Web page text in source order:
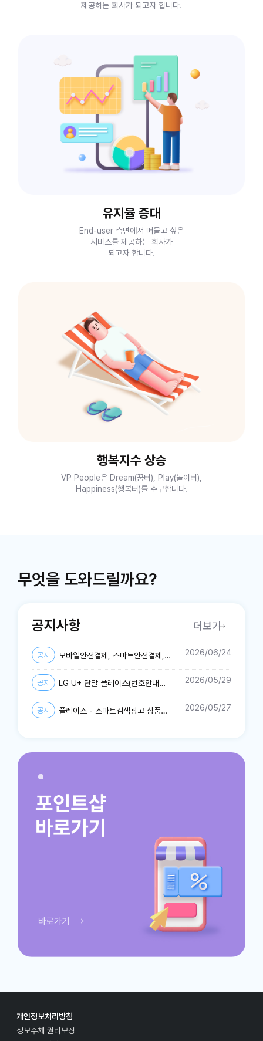
제공하는 회사가 되고자 합니다.
유지율 증대
End-user 측면에서 머물고 싶은
서비스를 제공하는 회사가
되고자 합니다.
행복지수 상승
VP People은 Dream(꿈터), Play(놀이터),
Happiness(행복터)를 추구합니다.
무엇을 도와드릴까요?
공지사항 더보기
공지
퀀트업-미국주식 개인정보 제3자 제공약관
및 개인정보처리방침 변경 안내
2026/06/24
공지
서비스) 종료 안내
2026/05/29
공지 2026/05/27
개인정보처리방침
정보주체 권리보장